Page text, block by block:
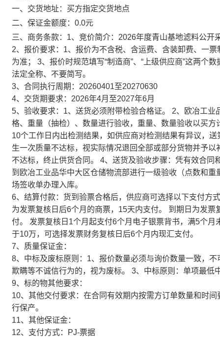
一、交货地址：买方指定交货地点
二、保证金额度：0.0元
三、商务条款：1、竞价简介：2026年度青山基地滤料公开
2、报价要求：1、报价为不含税、含运费、含装卸费、一
为准； 3、报价时规范填写“制造商”、“上级供应商”这两个
法定全称、不要简写。
3、合同执行周期：20260401至20270630
4、交货期要求：2026年4月至2027年6月
5、验收要求：1、送货必须附带检验合格证。 2、欧冶工
格、重量（抽检）、数量进行验收，重量、数量验收以买
10个工作日内出检测结果，如供应商对检测结果有异议，
生一次质量不达标，视实际情况退回全部或部分货物并予
不达标，终止供货合同。 4、送货及验收步骤：凭有效合
到欧冶工业品华中大区仓储物流部进行一级验收（点数和
场签收单办理入库。
6、结算付款：货到验票合格后，供应商可选择以下支付方
为发票复核日后6个月的商票，15天内支付。 到期日为发
付。 发票复核日1个月起支付6个月电子银票背书，满5个
于10万，可选择发票财务复核日后6个月内现汇支付。
7、质量保证金：
8、中标及废标原则：1、报价数量必须与询价数量一致，
欺瞒等不诚信行为的，视为废标。 3、中标原则：单项最低
9、标的物其他要求：
10、其他交付要求：在合同有效期内按需方订单数量和时
行保产。
11、其他保证金：
12、支付方式：PJ-票据